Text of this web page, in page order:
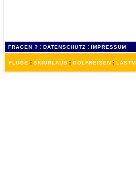
FRAGEN ? : DATENSCHUTZ : IMPRESSUM
FLÜGE : SKIURLAUB : GOLFREISEN :